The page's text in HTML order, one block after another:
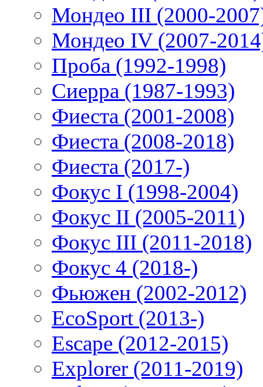
Мондео III (2000-
Мондео IV (2007-
Проба (1992-1998)
Сиерра (1987-1993)
Фиеста (2001-2008)
Фиеста (2008-2018)
Фиеста (2017-)
Фокус I (1998-2004)
Фокус II (2005-2011)
Фокус III (2011-2018)
Фокус 4 (2018-)
Фьюжен (2002-2012)
EcoSport (2013-)
Escape (2012-2015)
Explorer (2011-2019)